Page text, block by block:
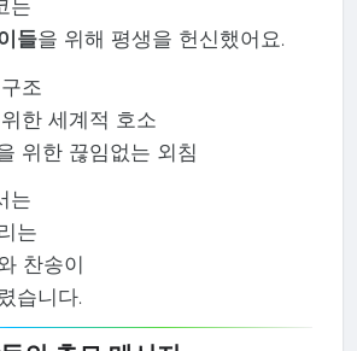
는
들을 위해 평생을 헌신했어요.
조
한 세계적 호소
위한 끊임없는 외침
는
는
찬송이
습니다.